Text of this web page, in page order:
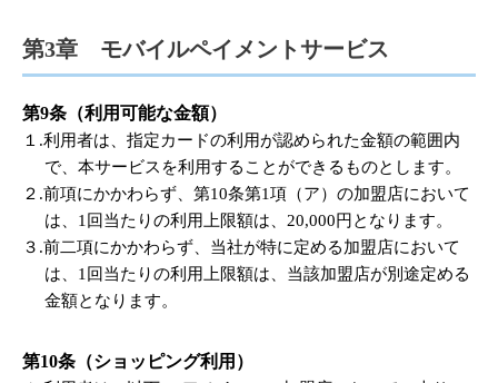
第3章 モバイルペイメントサービス
第9条（利用可能な金額）
１.利用者は、指定カードの利用が認められた金額の範囲内
で、本サービスを利用することができるものとします。
２.前項にかかわらず、第10条第1項（ア）の加盟店において
は、1回当たりの利用上限額は、20,000円となります。
３.前二項にかかわらず、当社が特に定める加盟店において
は、1回当たりの利用上限額は、当該加盟店が別途定める
金額となります。
第10条（ショッピング利用）